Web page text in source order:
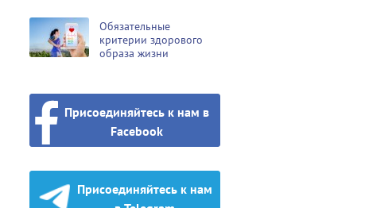
Обязательные
критерии здорового
образа жизни
Присоединяйтесь к нам в
Facebook
Присоединяйтесь к нам